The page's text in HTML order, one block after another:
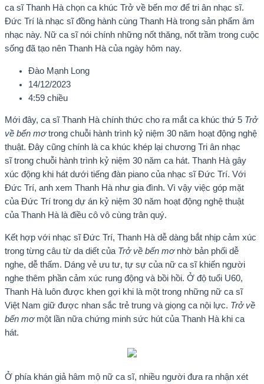
ca sĩ Thanh Hà chọn ca khúc Trở về bến mơ để tri ân nhạc sĩ.
Đức Trí là nhạc sĩ đồng hành cùng Thanh Hà trong sản phẩm âm
nhạc này. Nữ ca sĩ nói chính những nốt thăng, nốt trầm trong cuộc
sống đã tạo nên Thanh Hà của ngày hôm nay.
Đào Mạnh Long
14/12/2023
4:59 chiều
Mới đây, ca sĩ Thanh Hà chính thức cho ra mắt ca khúc thứ 5 Trở
về bến mơtrong chuỗi hành trình kỷ niệm 30 năm hoạt động nghệ
thuật. Đây cũng chính là ca khúc khép lại chương Tri ân nhạc
sĩ trong chuỗi hành trình kỷ niệm 30 năm ca hát. Thanh Hà gây
xúc động khi hát dưới tiếng đàn piano của nhạc sĩ Đức Trí. Với
Đức Trí, anh xem Thanh Hà như gia đình. Vì vậy việc góp mặt
của Đức Trí trong dự án kỷ niệm 30 năm hoạt động nghệ thuật
của Thanh Hà là điều cô vô cùng trân quý.
Kết hợp với nhạc sĩ Đức Trí, Thanh Hà dễ dàng bắt nhịp cảm xúc
trong từng câu từ da diết của Trở về bến mơnhờ bản phối dễ
nghe, dễ thấm. Dáng vẻ ưu tư, tự sự của nữ ca sĩ khiến người
nghe thêm phần cảm xúc rung động và bồi hồi. Ở độ tuổi U60,
Thanh Hà luôn được khen gợi khi là một trong những nữ ca sĩ
Việt Nam giữ được nhan sắc trẻ trung và giọng ca nội lực. Trở về
bến mơmột lần nữa chứng minh sức hút của Thanh Hà khi ca
hát.
Ở phía khán giả hâm mộ nữ ca sĩ, nhiều người đưa ra nhận xét